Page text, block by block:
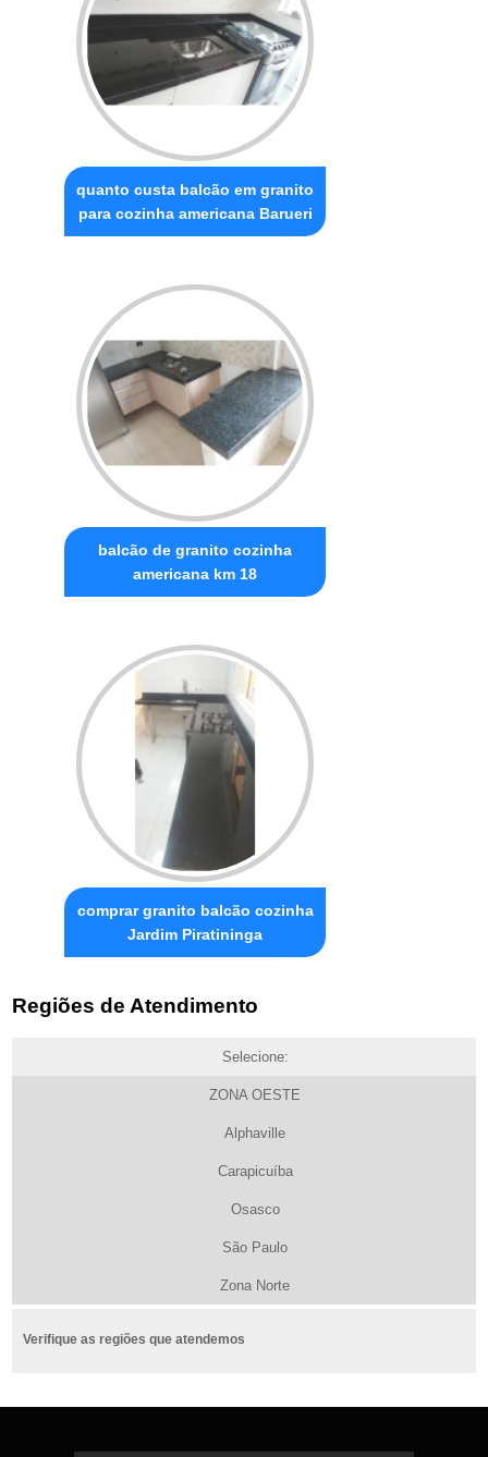
quanto custa balcão em granito
para cozinha americana Barueri
balcão de granito cozinha
americana km 18
comprar granito balcão cozinha
Jardim Piratininga
Regiões de Atendimento
Selecione:
ZONA OESTE
Alphaville
Carapicuíba
Osasco
São Paulo
Zona Norte
Verifique as regiões que atendemos